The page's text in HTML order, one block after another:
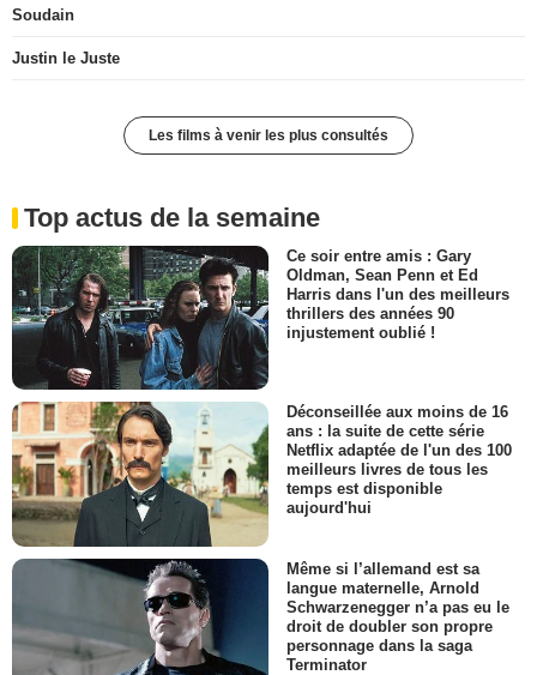
Soudain
Justin le Juste
Les films à venir les plus consultés
Top actus de la semaine
Ce soir entre amis : Gary
Oldman, Sean Penn et Ed
Harris dans l'un des meilleurs
thrillers des années 90
injustement oublié !
Déconseillée aux moins de 16
ans : la suite de cette série
Netflix adaptée de l'un des 100
meilleurs livres de tous les
temps est disponible
aujourd'hui
Même si l’allemand est sa
langue maternelle, Arnold
Schwarzenegger n’a pas eu le
droit de doubler son propre
personnage dans la saga
Terminator